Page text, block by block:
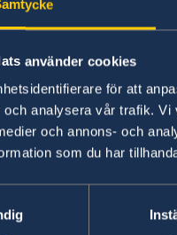
använder cookies
för att
analysera vår trafik. Vi
och annons- och
som du har
en olycka
det
kan
Här